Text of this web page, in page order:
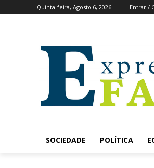
Quinta-feira, Agosto 6, 2026 Entrar /
SOCIEDADE POLÍTICA